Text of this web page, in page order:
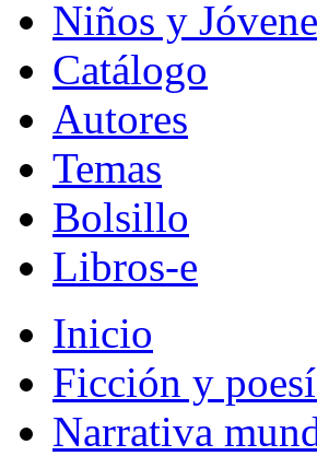
Niños y
Catálogo
Autores
Temas
Bolsillo
Libros-e
Inicio
Ficción y
Narrativa